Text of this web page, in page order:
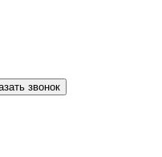
звонок